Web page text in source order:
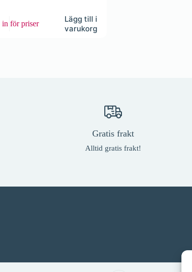
in för priser
Lägg till i
varukorg
Gratis frakt
Alltid gratis frakt!